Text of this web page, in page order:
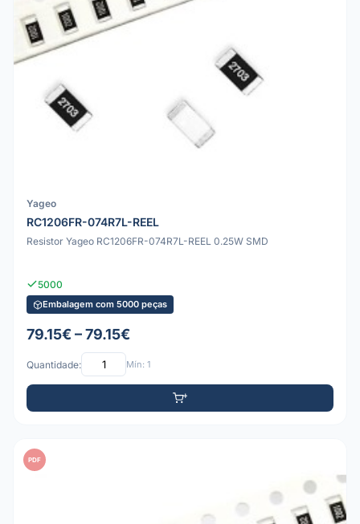
Yageo
RC1206FR-074R7L-REEL
Resistor Yageo RC1206FR-074R7L-REEL 0.25W SMD
5000
Embalagem com 5000 peças
79.15€ – 79.15€
Quantidade: Mín: 1
PDF